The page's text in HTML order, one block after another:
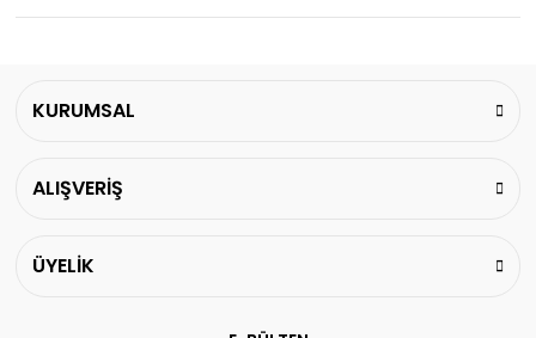
KURUMSAL
ALIŞVERİŞ
ÜYELİK